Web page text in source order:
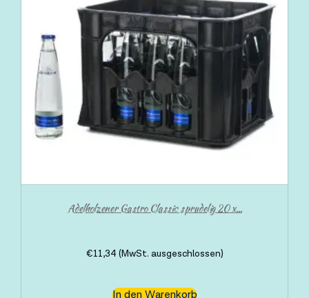
Adelholzener Gastro Classic sprudelig 20 x...
€11,34 (MwSt. ausgeschlossen)
In den Warenkorb